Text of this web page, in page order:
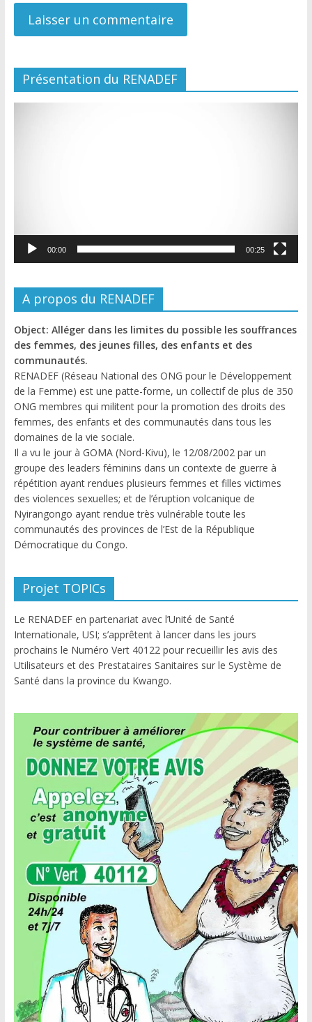
Présentation du RENADEF
00:00 00:25
A propos du RENADEF
Object: Alléger dans les limites du possible les souffrances
des femmes, des jeunes filles, des enfants et des
communautés.
RENADEF (Réseau National des ONG pour le Développement
de la Femme) est une patte-forme, un collectif de plus de 350
ONG membres qui militent pour la promotion des droits des
femmes, des enfants et des communautés dans tous les
domaines de la vie sociale.
Il a vu le jour à GOMA (Nord-Kivu), le 12/08/2002 par un
groupe des leaders féminins dans un contexte de guerre à
répétition ayant rendues plusieurs femmes et filles victimes
des violences sexuelles; et de l’éruption volcanique de
Nyirangongo ayant rendue très vulnérable toute les
communautés des provinces de l’Est de la République
Démocratique du Congo.
Projet TOPICs
Le RENADEF en partenariat avec l’Unité de Santé
Internationale, USI; s’apprêtent à lancer dans les jours
prochains le Numéro Vert 40122 pour recueillir les avis des
Utilisateurs et des Prestataires Sanitaires sur le Système de
Santé dans la province du Kwango.